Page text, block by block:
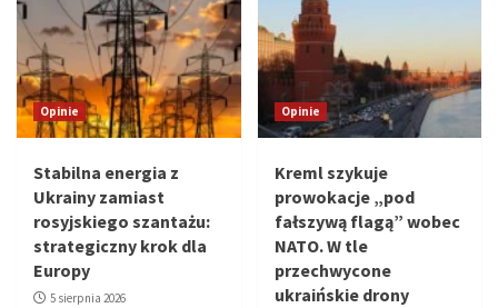
Opinie
Stabilna energia z
Ukrainy zamiast
rosyjskiego szantażu:
strategiczny krok dla
Europy
5 sierpnia 2026
Opinie
Kreml szykuje
prowokacje „pod
fałszywą flagą” wobec
NATO. W tle
przechwycone
ukraińskie drony